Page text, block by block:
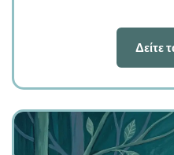
Δείτε